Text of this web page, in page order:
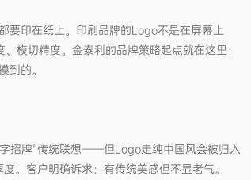
印在纸上。印刷品牌的Logo不是在屏幕上
模切精度。金泰利的品牌策略起点就在这里：
到的。
招牌"传统联想——但Logo走纯中国风会被归入
。客户明确诉求：有传统美感但不显老气。